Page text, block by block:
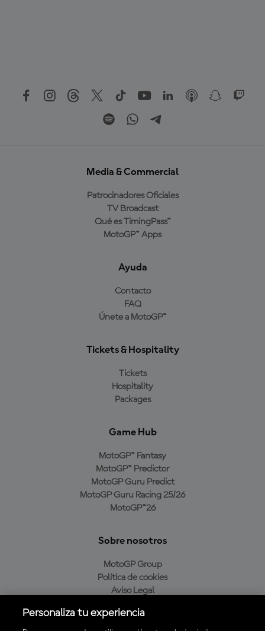
Media & Commercial
Patrocinadores Oficiales
TV Broadcast
Qué es TimingPass™
MotoGP™ Apps
Ayuda
Contacto
FAQ
Únete a MotoGP™
Tickets & Hospitality
Tickets
Hospitality
Packages
Game Hub
MotoGP™ Fantasy
MotoGP™ Predictor
MotoGP Guru Predict
MotoGP Guru Racing 25/26
MotoGP™26
Sobre nosotros
MotoGP Group
Política de cookies
Aviso Legal
Política de compra
Personaliza tu experiencia